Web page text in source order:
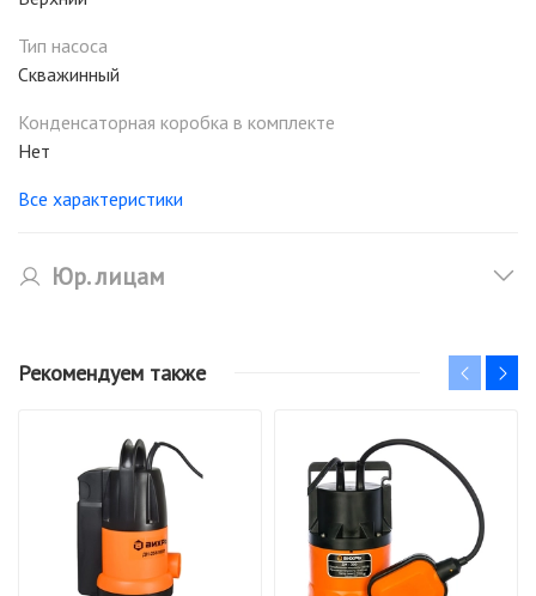
Тип насоса
Скважинный
Конденсаторная коробка в комплекте
Нет
Все характеристики
Юр. лицам
Рекомендуем также